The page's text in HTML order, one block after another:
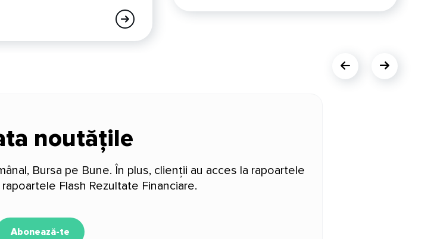
noutățile
Bursa pe Bune. În plus, clienții au acces la rapoartele
Flash Rezultate Financiare.
Abonează-te